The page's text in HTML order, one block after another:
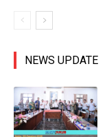
NEWS UPDATE